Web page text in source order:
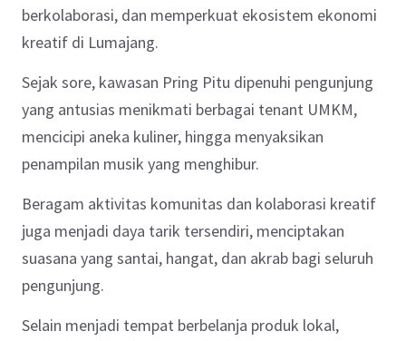
berkolaborasi, dan memperkuat ekosistem ekonomi
kreatif di Lumajang.
Sejak sore, kawasan Pring Pitu dipenuhi pengunjung
yang antusias menikmati berbagai tenant UMKM,
mencicipi aneka kuliner, hingga menyaksikan
penampilan musik yang menghibur.
Beragam aktivitas komunitas dan kolaborasi kreatif
juga menjadi daya tarik tersendiri, menciptakan
suasana yang santai, hangat, dan akrab bagi seluruh
pengunjung.
Selain menjadi tempat berbelanja produk lokal,